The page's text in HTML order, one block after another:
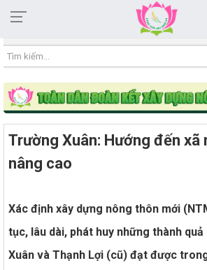
19:44:19 06/08/2026
Trường Xuân: Hướng đến xã
nâng cao
Xác định xây dựng nông thôn mới
tục, lâu dài, phát huy những thành
Xuân và Thạnh Lợi (cũ) đạt được